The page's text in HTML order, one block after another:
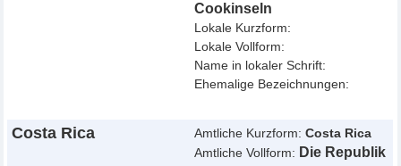
Cookinseln
Lokale Kurzform:
Lokale Vollform:
Name in lokaler Schrift:
Ehemalige Bezeichnungen:
Costa Rica Amtliche Kurzform:Costa Rica
Amtliche Vollform: Die Republik